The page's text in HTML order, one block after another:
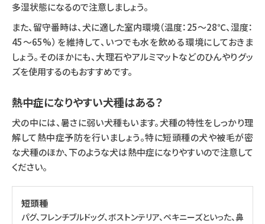
多湿状態になるので注意しましょう。
また、留守番時は、犬に適した室内環境（温度：25〜28℃、湿度：
45〜65%）を維持して、いつでも水を飲める環境にしておきま
しょう。そのほかにも、大理石やアルミマットなどのひんやりグッ
ズを使用するのもおすすめです。
熱中症になりやすい犬種はある？
犬の中には、暑さに弱い犬種もいます。犬種の特性をしっかり理
解して熱中症予防を行いましょう。特に短頭種の犬や被毛が密
な犬種のほか、下のような犬は熱中症になりやすいので注意して
ください。
短頭種
パグ、フレンチブルドッグ、ボストンテリア、ペキニーズといった、鼻